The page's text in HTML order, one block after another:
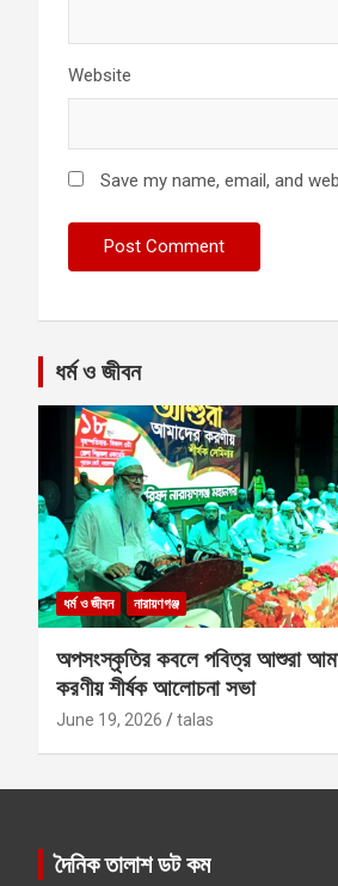
Website
Save my name, email, and
ধর্ম ও জীবন
ধর্ম ও জীবন নারায়ণগঞ্জ
অপসংস্কৃতির কবলে পবিত্র আশুরা
করণীয় শীর্ষক আলোচনা সভা
June 19, 2026 talas
দৈনিক তালাশ ডট কম